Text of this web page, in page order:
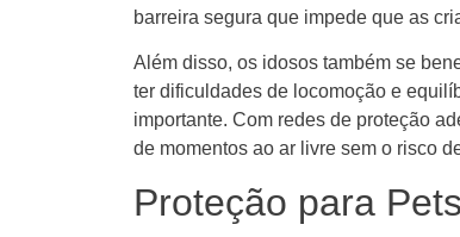
barreira segura que impede que as
Além disso, os idosos também se
ter dificuldades de locomoção e
importante. Com redes de proteção
de momentos ao ar livre sem o risco
Proteção para